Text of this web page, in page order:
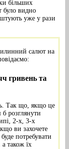
більших
було видно
уже у рази
салют на
гривень та
Так що, якщо це
розглянути
2-х, 3-х
ви захочете
потребувати
а також їх